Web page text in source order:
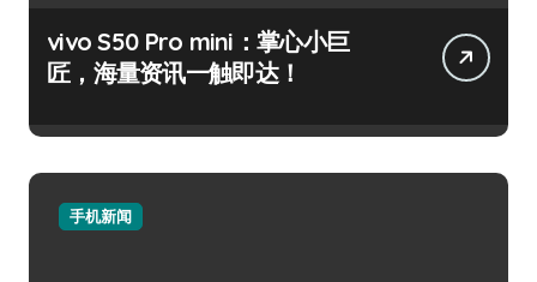
vivo S50 Pro mini：掌心小巨
匠，海量资讯一触即达！
手机新闻